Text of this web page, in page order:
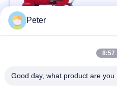
Peter
8:57
Good day, what product are you